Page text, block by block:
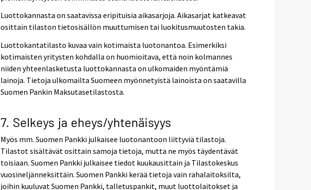
Luottokannasta on saatavissa eripituisia aikasarjoja. Aikasarjat katkeavat
osittain tilaston tietosisällön muuttumisen tai luokitusmuutosten takia.
Luottokantatilasto kuvaa vain kotimaista luotonantoa. Esimerkiksi
kotimaisten yritysten kohdalla on huomioitava, että noin kolmannes
niiden yhteenlasketusta luottokannasta on ulkomaiden myöntämiä
lainoja. Tietoja ulkomailta Suomeen myönnetyistä lainoista on saatavilla
Suomen Pankin Maksutasetilastosta.
7. Selkeys ja eheys/yhtenäisyys
Myös mm. Suomen Pankki julkaisee luotonantoon liittyviä tilastoja.
Tilastot sisältävät osittain samoja tietoja, mutta ne myös täydentävät
toisiaan. Suomen Pankki julkaisee tiedot kuukausittain ja Tilastokeskus
vuosineljänneksittäin. Suomen Pankki kerää tietoja vain rahalaitoksilta,
joihin kuuluvat Suomen Pankki, talletuspankit, muut luottolaitokset ja